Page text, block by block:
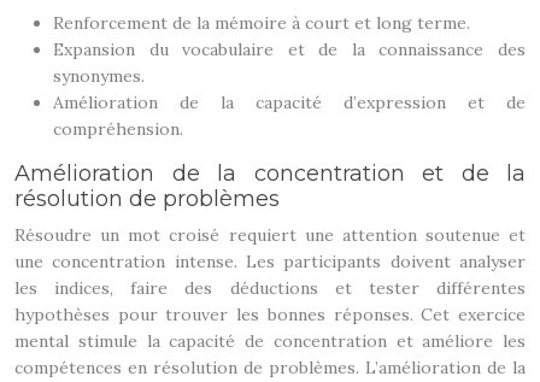
Renforcement de la mémoire à court et long terme.
Expansion du vocabulaire et de la connaissance des
synonymes.
Amélioration de la capacité d’expression et de
compréhension.
Amélioration de la concentration et de la
résolution de problèmes
Résoudre un mot croisé requiert une attention soutenue et
une concentration intense. Les participants doivent analyser
les indices, faire des déductions et tester différentes
hypothèses pour trouver les bonnes réponses. Cet exercice
mental stimule la capacité de concentration et améliore les
compétences en résolution de problèmes. L’amélioration de la